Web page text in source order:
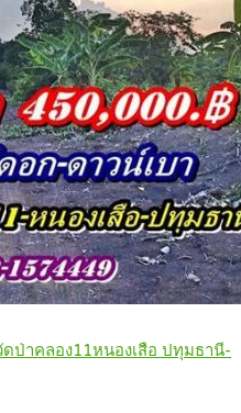
ป่าคลอง11หนองเสือ ปทุมธานี-